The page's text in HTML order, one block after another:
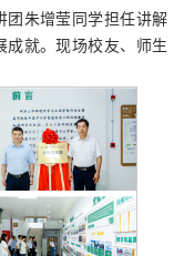
团朱增莹同学担任讲解
成就。现场校友、师生